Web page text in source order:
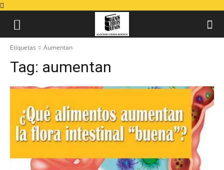
Etiquetas Aumentan
Tag: aumentan